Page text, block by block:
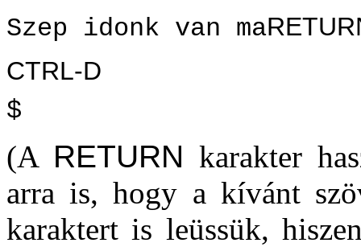
Szep idonk van ma
CTRL-D
$
(A RETURN karakter
arra is, hogy a kívánt
karaktert is leüssük,